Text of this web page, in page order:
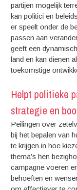
partijen mogelijk
kan politici en
er speelt onder de
passen aan
geeft een
land en kan dienen
toekomstige
Helpt politieke
strategie en
Peilingen over
bij het bepalen van
te krijgen in hoe
thema’s hen
campagne voeren
behoeften en